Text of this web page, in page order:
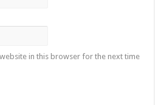
in this browser for the next time